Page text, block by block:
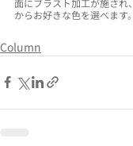
面にブラスト加工が施され
からお好きな色を選べます
Column